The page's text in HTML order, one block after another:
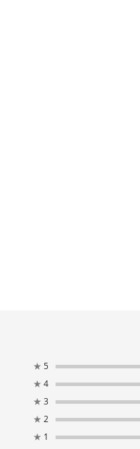
★ 5
★ 4
★ 3
★ 2
★ 1